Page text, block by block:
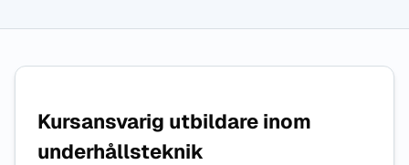
Kursansvarig utbildare inom
underhållsteknik